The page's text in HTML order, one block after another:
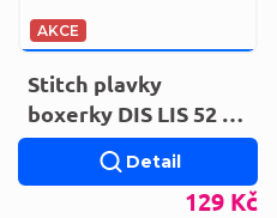
AKCE
Stitch plavky
boxerky DIS LIS 52 44
C349
129 Kč
Detail